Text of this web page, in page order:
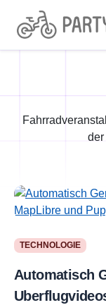
der
TECHNOLOGIE
Automatisch